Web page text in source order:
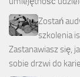
Zostań
szkolenia
Zastanawiasz się,
sobie drzwi do